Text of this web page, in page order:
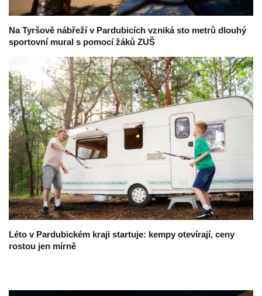
Na Tyršově nábřeží v Pardubicích vzniká sto metrů dlouhý
sportovní mural s pomocí žáků ZUŠ
Léto v Pardubickém kraji startuje: kempy otevírají, ceny
rostou jen mírně